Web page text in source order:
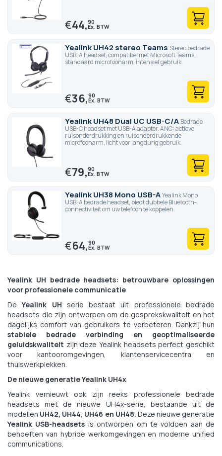
€44,90
Yealink UH42 stereo Teams Stereo bedrade
USB-A headset, compatibel met Microsoft Teams,
standaard microfoonarm, intensief gebruik.
€36,90
Yealink UH48 Dual UC USB-C/A Bedrade
USB-C headset met USB-A adapter. ANC: actieve
ruisonderdrukking en ruisonderdrukkende
microfoonarm, licht voor langdurig gebruik.
€79,90
Yealink UH38 Mono USB-AYealink Mono
USB-A bedrade headset, biedt dubbele Bluetooth-
connectiviteit om uw telefoon te koppelen.
€64,90
Yealink UH bedrade headsets: betrouwbare oplossingen
voor professionele communicatie
DeYealink UH serie bestaat uit professionele bedrade
headsets die zijn ontworpen om de gesprekskwaliteit en het
dagelijks comfort van gebruikers te verbeteren. Dankzij hun
stabiele bedrade verbinding en geoptimaliseerde
geluidskwaliteit zijn deze Yealink headsets perfect geschikt
voor kantooromgevingen, klantenservicecentra en
thuiswerkplekken.
De nieuwe generatie Yealink UH4x
Yealink vernieuwt ook zijn reeks professionele bedrade
headsets met de nieuwe UH4x-serie, bestaande uit de
modellen UH42, UH44, UH46 en UH48. Deze nieuwe generatie
Yealink USB-headsets is ontworpen om te voldoen aan de
behoeften van hybride werkomgevingen en moderne unified
communications.